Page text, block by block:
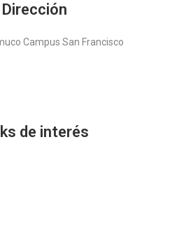
Dirección
Campus San Francisco
de interés